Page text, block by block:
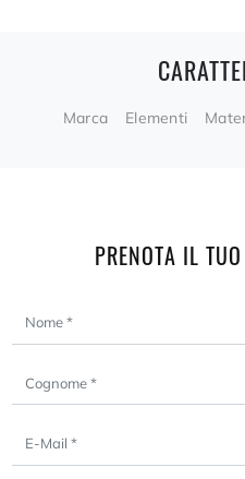
Marca Elementi
PRENOTA IL